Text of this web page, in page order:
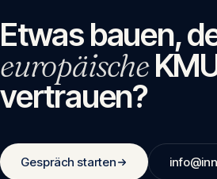
Etwas bauen,
europäische
vertrauen?
Gespräch starten